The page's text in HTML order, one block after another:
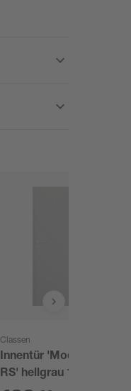
Classen
Innentür 'Modern M4
RS' hellgrau 198,5 x